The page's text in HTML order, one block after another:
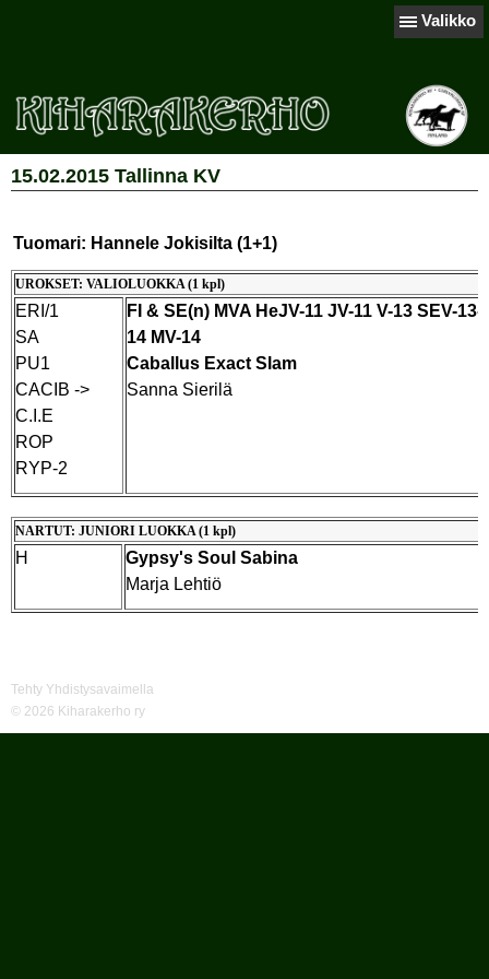
Valikko
15.02.2015 Tallinna KV
Tuomari: Hannele Jokisilta (1+1)
UROKSET: VALIOLUOKKA (1 kpl)
ERI/1
SA
PU1
CACIB ->
C.I.E
ROP
RYP-2
FI & SE(n) MVA HeJV-11 JV-11 V-13 SEV-13-
14 MV-14
Caballus Exact Slam
Sanna Sierilä
NARTUT: JUNIORI LUOKKA (1 kpl)
H
Gypsy's Soul Sabina
Marja Lehtiö
Tehty Yhdistysavaimella
© 2026 Kiharakerho ry